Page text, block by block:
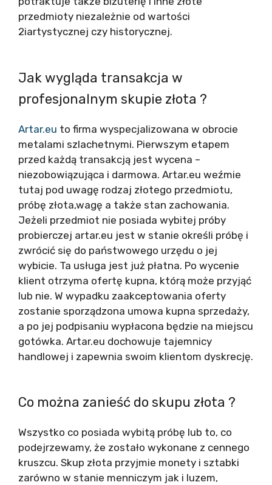
przedmioty niezależnie od wartości
2iartystycznej czy historycznej.
Jak wygląda transakcja w
profesjonalnym skupie złota ?
Artar.eu to firma wyspecjalizowana w obrocie
metalami szlachetnymi. Pierwszym etapem
przed każdą transakcją jest wycena –
niezobowiązująca i darmowa. Artar.eu weźmie
tutaj pod uwagę rodzaj złotego przedmiotu,
próbę złota,wagę a także stan zachowania.
Jeżeli przedmiot nie posiada wybitej próby
probierczej artar.eu jest w stanie określi próbę i
zwrócić się do państwowego urzędu o jej
wybicie. Ta usługa jest już płatna. Po wycenie
klient otrzyma ofertę kupna, którą może przyjąć
lub nie. W wypadku zaakceptowania oferty
zostanie sporządzona umowa kupna sprzedaży,
a po jej podpisaniu wypłacona będzie na miejscu
gotówka. Artar.eu dochowuje tajemnicy
handlowej i zapewnia swoim klientom dyskrecję.
Co można zanieść do skupu złota ?
Wszystko co posiada wybitą próbę lub to, co
podejrzewamy, że zostało wykonane z cennego
kruszcu. Skup złota przyjmie monety i sztabki
zarówno w stanie menniczym jak i luzem,